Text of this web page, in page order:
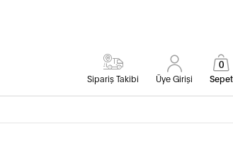
Sipariş Takibi Üye Girişi Sepet
0